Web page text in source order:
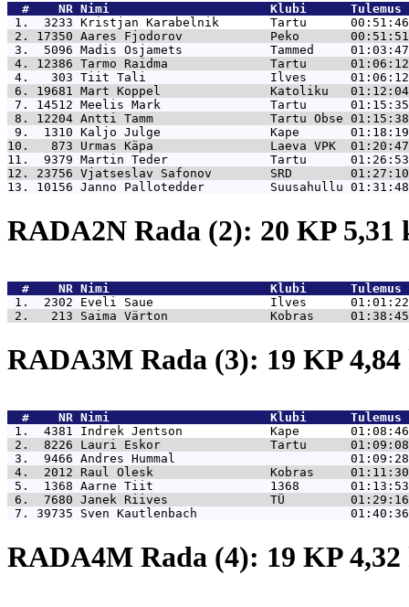
  #    NR
Nimi                      Klubi
1.  3233 Kristjan Karabelnik       Tartu      00:51:46
2. 17350 Aares Fjodorov            Peko       00:51:51
3.  5096 Madis Osjamets            Tammed     01:03:47
4. 12386 Tarmo Raidma              Tartu      01:06:12
4.   303 Tiit Tali                 Ilves      01:06:12
6. 19681 Mart Koppel               Katoliku   01:12:04
7. 14512 Meelis Mark               Tartu      01:15:35
8. 12204 Antti Tamm                Tartu Obse 01:15:38
9.  1310 Kaljo Julge               Kape       01:18:19
10.   873 Urmas Käpa                Laeva VPK  01:20:47
11.  9379 Martin Teder              Tartu      01:26:53
12. 23756 Vjatseslav Safonov        SRD        01:27:10
13. 10156 Janno Pallotedder         Suusahullu 01:31:48
RADA2N Rada (2): 20 KP
  #    NR
Nimi                      Klubi
1.  2302 Eveli Saue                Ilves      01:01:22
2.   213 Saima Värton              Kobras     01:38:45
RADA3M Rada (3): 19 KP
  #    NR
Nimi                      Klubi
1.  4381 Indrek Jentson            Kape       01:08:46
2.  8226 Lauri Eskor               Tartu      01:09:08
3.  9466 Andres Hummal                        01:09:28
4.  2012 Raul Olesk                Kobras     01:11:30
5.  1368 Aarne Tiit                1368       01:13:53
6.  7680 Janek Riives              TÜ         01:29:16
7. 39735 Sven Kautlenbach                     01:40:36
RADA4M Rada (4): 19 KP